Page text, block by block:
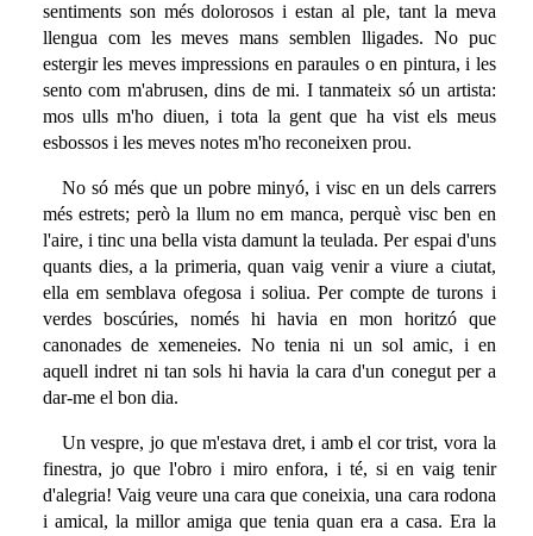
sentiments son més dolorosos i estan al ple, tant la meva
llengua com les meves mans semblen lligades. No puc
estergir les meves impressions en paraules o en pintura, i les
sento com m'abrusen, dins de mi. I tanmateix só un artista:
mos ulls m'ho diuen, i tota la gent que ha vist els meus
esbossos i les meves notes m'ho reconeixen prou.
No só més que un pobre minyó, i visc en un dels carrers
més estrets; però la llum no em manca, perquè visc ben en
l'aire, i tinc una bella vista damunt la teulada. Per espai d'uns
quants dies, a la primeria, quan vaig venir a viure a ciutat,
ella em semblava ofegosa i soliua. Per compte de turons i
verdes boscúries, només hi havia en mon horitzó que
canonades de xemeneies. No tenia ni un sol amic, i en
aquell indret ni tan sols hi havia la cara d'un conegut per a
dar-me el bon dia.
Un vespre, jo que m'estava dret, i amb el cor trist, vora la
finestra, jo que l'obro i miro enfora, i té, si en vaig tenir
d'alegria! Vaig veure una cara que coneixia, una cara rodona
i amical, la millor amiga que tenia quan era a casa. Era la